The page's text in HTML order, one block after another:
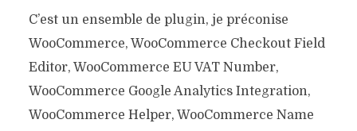
C’est un ensemble de plugin, je préconise
WooCommerce, WooCommerce Checkout Field
Editor, WooCommerce EU VAT Number,
WooCommerce Google Analytics Integration,
WooCommerce Helper, WooCommerce Name